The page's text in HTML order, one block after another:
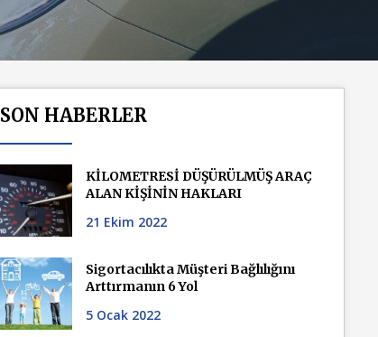
SON HABERLER
KİLOMETRESİ DÜŞÜRÜLMÜŞ ARAÇ
ALAN KİŞİNİN HAKLARI
21 Ekim 2022
Sigortacılıkta Müşteri Bağlılığını
Arttırmanın 6 Yol
5 Ocak 2022